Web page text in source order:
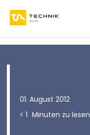
01. August 2012
< 1 Minuten zu lesen